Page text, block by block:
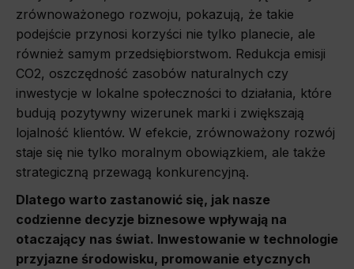
zrównoważonego rozwoju, pokazują, że takie
podejście przynosi korzyści nie tylko planecie, ale
również samym przedsiębiorstwom. Redukcja emisji
CO2, oszczędność zasobów naturalnych czy
inwestycje w lokalne społeczności to działania, które
budują pozytywny wizerunek marki i zwiększają
lojalność klientów. W efekcie, zrównoważony rozwój
staje się nie tylko moralnym obowiązkiem, ale także
strategiczną przewagą konkurencyjną.
Dlatego warto zastanowić się, jak nasze
codzienne decyzje biznesowe wpływają na
otaczający nas świat. Inwestowanie w technologie
przyjazne środowisku, promowanie etycznych